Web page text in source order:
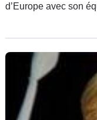
d’Europe avec son